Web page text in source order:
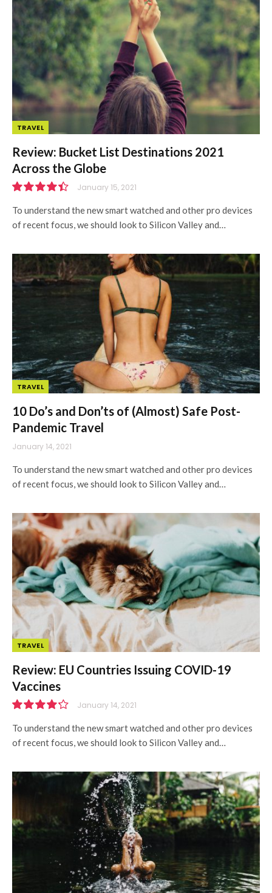
TRAVEL
Review: Bucket List Destinations 2021
Across the Globe
8.9
January 15, 2021
To understand the new smart watched and other pro devices
of recent focus, we should look to Silicon Valley and…
TRAVEL
10 Do’s and Don’ts of (Almost) Safe Post-
Pandemic Travel
January 14, 2021
To understand the new smart watched and other pro devices
of recent focus, we should look to Silicon Valley and…
TRAVEL
Review: EU Countries Issuing COVID-19
Vaccines
8.5
January 14, 2021
To understand the new smart watched and other pro devices
of recent focus, we should look to Silicon Valley and…